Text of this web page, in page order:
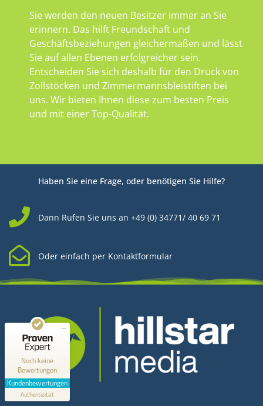
Sie werden den neuen Besitzer immer an Sie
erinnern. Das hilft Freundschaft und
Geschäftsbeziehungen gleichermaßen und lässt
Sie auf allen Ebenen erfolgreicher sein.
Entscheiden Sie sich deshalb für den Druck von
Zollstöcken und Zimmermannsbleistiften bei
uns. Wir bieten Ihnen diese zum besten Preis
und mit einer Top-Qualität.
Haben Sie eine Frage, oder benötigen Sie Hilfe?
Dann Rufen Sie uns an +49 (0) 34771/ 40 69 71
Oder einfach per Kontaktformular
Kontakt
Noch keine
Bewertungen
Kundenbewertungen
Authentizität
MANGELHAFT
0,00 / 5,00
Erfahren Sie mehr über dieses Bewertungssiegel
Profil ansehen